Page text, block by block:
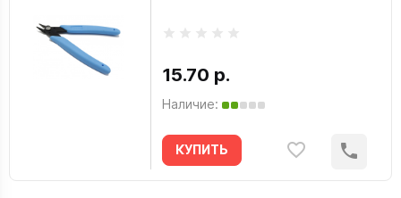
15.70 р.
Наличие:
КУПИТЬ